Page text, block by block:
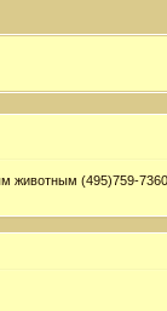
животным (495)759-